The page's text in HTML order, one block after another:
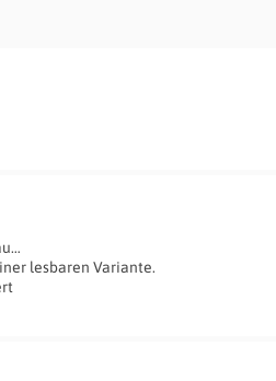
lesbaren Variante.